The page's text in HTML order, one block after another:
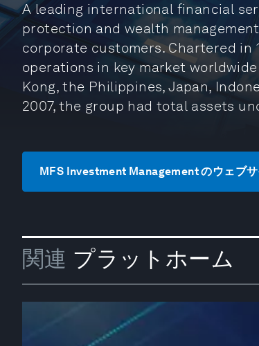
A leading international financial
protection and wealth
corporate customers. Chartered in
operations in key market
Kong, the Philippines, Japan,
2007, the group had total assets
MFS Investment Management のウェブ
関連 プラットホーム